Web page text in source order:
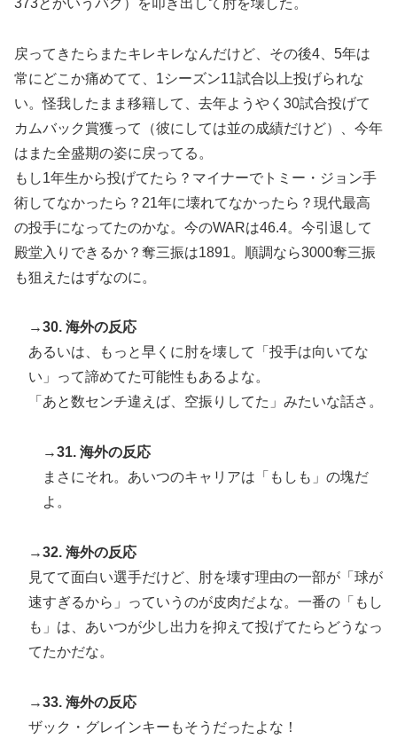
戻ってきたらまたキレキレなんだけど、その後4、5年は
常にどこか痛めてて、1シーズン11試合以上投げられな
い。怪我したまま移籍して、去年ようやく30試合投げて
カムバック賞獲って（彼にしては並の成績だけど）、今年
はまた全盛期の姿に戻ってる。
もし1年生から投げてたら？マイナーでトミー・ジョン手
術してなかったら？21年に壊れてなかったら？現代最高
の投手になってたのかな。今のWARは46.4。今引退して
殿堂入りできるか？奪三振は1891。順調なら3000奪三振
も狙えたはずなのに。
→30. 海外の反応
あるいは、もっと早くに肘を壊して「投手は向いてな
い」って諦めてた可能性もあるよな。
「あと数センチ違えば、空振りしてた」みたいな話さ。
→31. 海外の反応
まさにそれ。あいつのキャリアは「もしも」の塊だ
よ。
→32. 海外の反応
見てて面白い選手だけど、肘を壊す理由の一部が「球が
速すぎるから」っていうのが皮肉だよな。一番の「もし
も」は、あいつが少し出力を抑えて投げてたらどうなっ
てたかだな。
→33. 海外の反応
ザック・グレインキーもそうだったよな！